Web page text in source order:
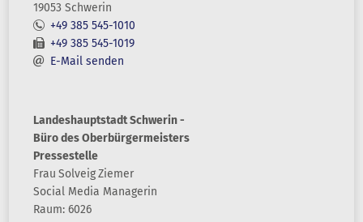
19053 Schwerin
+49 385 545-1010
+49 385 545-1019
E-Mail senden
Landeshauptstadt Schwerin -
Büro des Oberbürgermeisters
Pressestelle
Frau SolveigZiemer
Social Media Managerin
Raum: 6026